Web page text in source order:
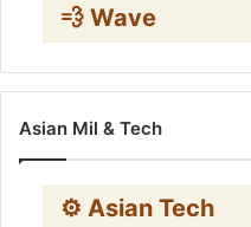
💨 Wave
Asian Mil & Tech
⚙️ Asian Tech